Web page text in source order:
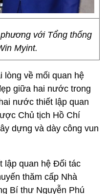
với Tổng thống
Myint.
lòng về mối quan hệ
giữa hai nước trong
nước thiết lập quan
Chủ tịch Hồ Chí
dựng và dày công vun
lập quan hệ Đối tác
thăm cấp Nhà
Bí thư Nguyễn Phú